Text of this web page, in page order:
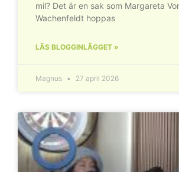
mil? Det är en sak som Margareta
Wachenfeldt hoppas
LÄS BLOGGINLÄGGET »
Magnus 27 april 2026